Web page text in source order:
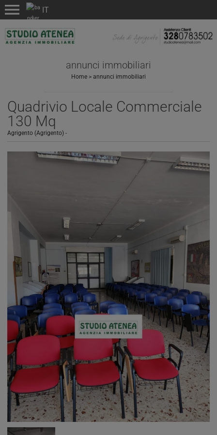
menu
annunci immobiliari
Home > annunci immobiliari
Quadrivio Locale Commerciale
130 Mq
Agrigento (Agrigento) -